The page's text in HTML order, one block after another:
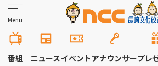
Menu
番組 ニュースイベントアナウンサープレ